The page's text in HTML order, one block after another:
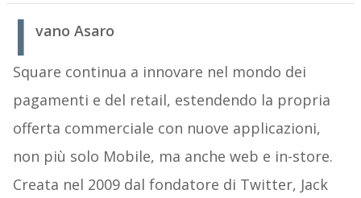
I vano Asaro
Square continua a innovare nel mondo dei
pagamenti e del retail, estendendo la propria
offerta commerciale con nuove applicazioni,
non più solo Mobile, ma anche web e in-store.
Creata nel 2009 dal fondatore di Twitter, Jack